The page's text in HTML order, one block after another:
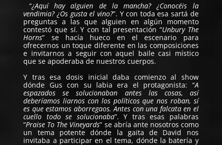
“¿Aquí hay alguien de la mancha? ¿Conocéis la
vendimia? ¿Os gusta el vino?”. Y con toda esa sartá de
preguntas a las que alguien en algún momento
contestó que sí. Y con tal presentación “Unbury The
Horns” se hacía hueco en el escenario para
ofrecernos un toque diferente en las composiciones
e invitarnos a seguir con aquel baile casi místico
que se apoderaba de nuestros cuerpos.
Y tras esa dosis inicial daba comienzo al show
dónde Gus con su labia era el protagonista: “A
espazados se solucionaban antes las cosas, así
deberíamos liarnos con los políticos que nos roban, sí
es que estamos aborregaos. Antes con una falcata en el
cuello todo se solucionaba”. Y tras esas palabras
“Praise To The Vineyards” se abría ante nosotros como
un tema potente dónde la gaita de David nos
invitaba a participar en el tema, dónde la batería y